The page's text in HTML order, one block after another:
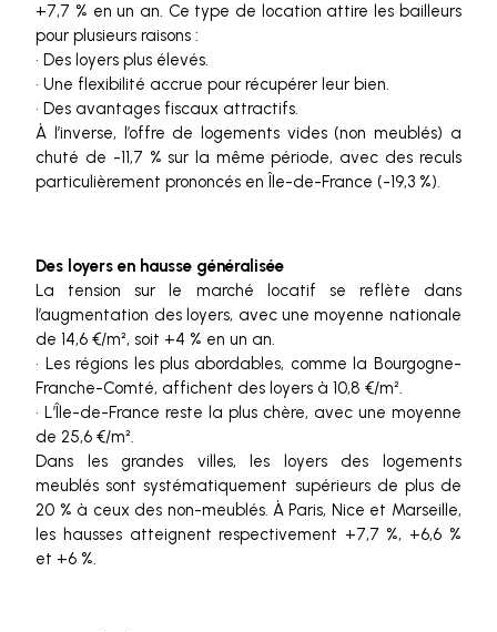
+7,7 % en un an. Ce type de location attire les bailleurs
pour plusieurs raisons :
• Des loyers plus élevés.
• Une flexibilité accrue pour récupérer leur bien.
• Des avantages fiscaux attractifs.
À l’inverse, l’offre de logements vides (non meublés) a
chuté de -11,7 % sur la même période, avec des reculs
particulièrement prononcés en Île-de-France (-19,3 %).
Des loyers en hausse généralisée
La tension sur le marché locatif se reflète dans
l’augmentation des loyers, avec une moyenne nationale
de 14,6 €/m², soit +4 % en un an.
• Les régions les plus abordables, comme la Bourgogne-
Franche-Comté, affichent des loyers à 10,8 €/m².
• L’Île-de-France reste la plus chère, avec une moyenne
de 25,6 €/m².
Dans les grandes villes, les loyers des logements
meublés sont systématiquement supérieurs de plus de
20 % à ceux des non-meublés. À Paris, Nice et Marseille,
les hausses atteignent respectivement +7,7 %, +6,6 %
et +6 %.